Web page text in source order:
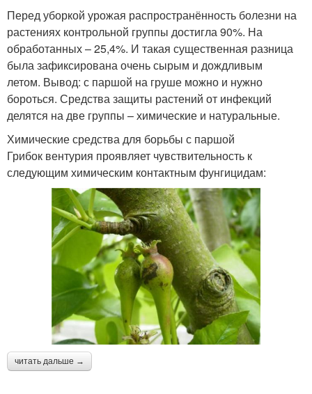
Перед уборкой урожая распространённость болезни на
растениях контрольной группы достигла 90%. На
обработанных – 25,4%. И такая существенная разница
была зафиксирована очень сырым и дождливым
летом. Вывод: с паршой на груше можно и нужно
бороться. Средства защиты растений от инфекций
делятся на две группы – химические и натуральные.
Химические средства для борьбы с паршой
Грибок вентурия проявляет чувствительность к
следующим химическим контактным фунгицидам:
читать дальше →